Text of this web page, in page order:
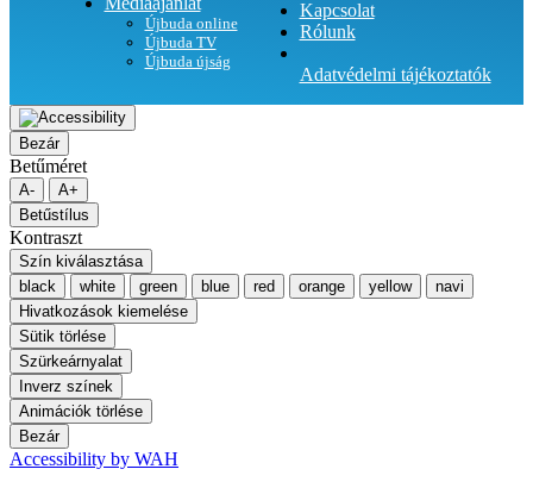
Újbuda online
Újbuda TV
Újbuda újság
Kapcsolat
Rólunk
Adatvédelmi tájékoztatók
Bezár
Betűméret
A-
A+
Betűstílus
Kontraszt
Szín kiválasztása
black
white green blue red orange yellow
navi
Hivatkozások kiemelése
Sütik törlése
Szürkeárnyalat
Inverz színek
Animációk törlése
Bezár
Accessibility by WAH